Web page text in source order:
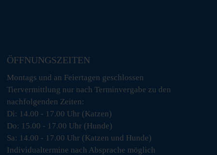
ÖFFNUNGSZEITEN
Montags und an Feiertagen geschlossen
Tiervermittlung nur nach Terminvergabe zu den
nachfolgenden Zeiten:
Di: 14.00 - 17.00 Uhr (Katzen)
Do: 15.00 - 17.00 Uhr (Hunde)
Sa: 14.00 - 17.00 Uhr (Katzen und Hunde)
Individualtermine nach Absprache möglich